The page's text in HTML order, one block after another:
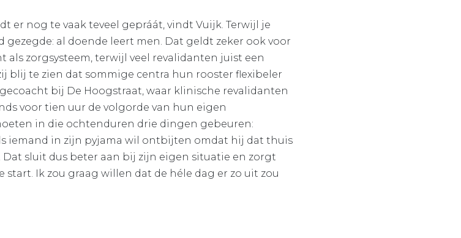
er nog te vaak teveel gepráát, vindt Vuijk. Terwijl je
gezegde: al doende leert men. Dat geldt zeker ook voor
als zorgsysteem, terwijl veel revalidanten juist een
blij te zien dat sommige centra hun rooster flexibeler
bij De Hoogstraat, waar klinische revalidanten
voor tien uur de volgorde van hun eigen
in die ochtenduren drie dingen gebeuren:
iemand in zijn pyjama wil ontbijten omdat hij dat thuis
sluit dus beter aan bij zijn eigen situatie en zorgt
Ik zou graag willen dat de héle dag er zo uit zou